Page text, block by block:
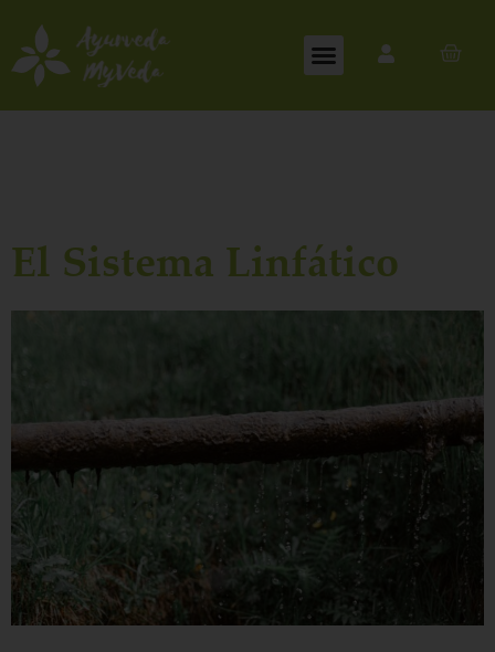
El Sistema Linfático